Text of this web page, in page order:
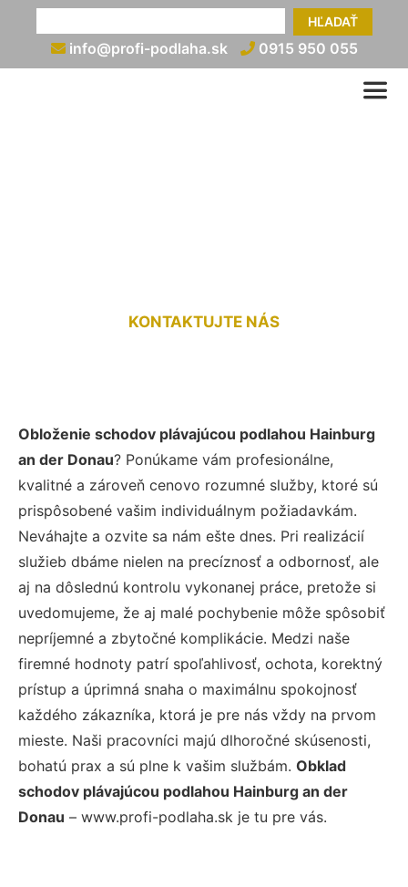
HĽADAŤ
info@profi-podlaha.sk 0915 950 055
KONTAKTUJTE NÁS
Obloženie schodov plávajúcou podlahou Hainburg
an der Donau? Ponúkame vám profesionálne,
kvalitné a zároveň cenovo rozumné služby, ktoré sú
prispôsobené vašim individuálnym požiadavkám.
Neváhajte a ozvite sa nám ešte dnes. Pri realizácií
služieb dbáme nielen na precíznosť a odbornosť, ale
aj na dôslednú kontrolu vykonanej práce, pretože si
uvedomujeme, že aj malé pochybenie môže spôsobiť
nepríjemné a zbytočné komplikácie. Medzi naše
firemné hodnoty patrí spoľahlivosť, ochota, korektný
prístup a úprimná snaha o maximálnu spokojnosť
každého zákazníka, ktorá je pre nás vždy na prvom
mieste. Naši pracovníci majú dlhoročné skúsenosti,
bohatú prax a sú plne k vašim službám. Obklad
schodov plávajúcou podlahou Hainburg an der
Donau – www.profi-podlaha.sk je tu pre vás.